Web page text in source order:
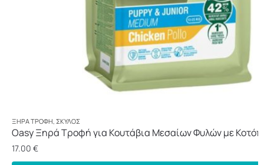
ΞΗΡΆ ΤΡΟΦΉ, ΣΚΎΛΟΣ
Oasy Ξηρά Τροφή για Κουτάβια Μεσαίων Φυλών με
17.00 €